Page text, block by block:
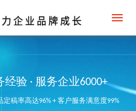
验 · 服务企业6000+
定稿率高达96% + 客户服务满意度99%